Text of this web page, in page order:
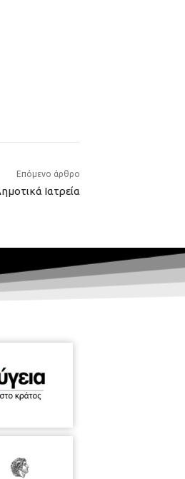
Επόμενο άρθρο
Ιατρεία